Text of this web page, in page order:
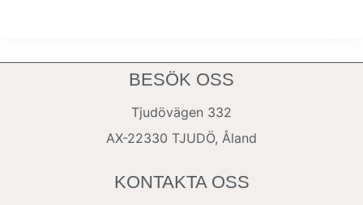
BESÖK OSS
Tjudövägen 332
AX-22330 TJUDÖ, Åland
KONTAKTA OSS